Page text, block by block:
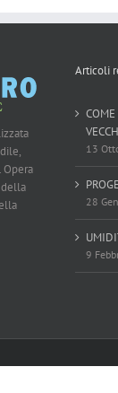
Articoli
13
28
9
diritti riservati |